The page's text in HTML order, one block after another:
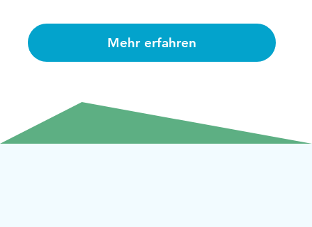
Mehr erfahren